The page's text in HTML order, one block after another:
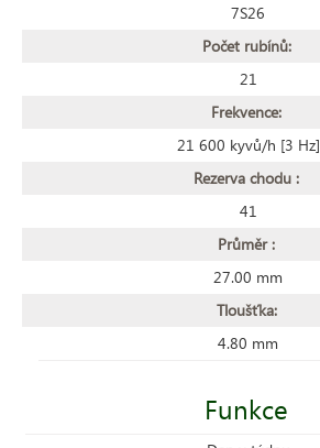
7S26
Počet rubínů:
21
Frekvence:
21 600 kyvů/h [3 Hz]
Rezerva chodu :
41
Průměr :
27.00 mm
Tloušťka:
4.80 mm
Funkce